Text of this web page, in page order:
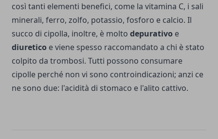
così tanti elementi benefici, come la vitamina C, i sali
minerali, ferro, zolfo, potassio, fosforo e calcio. Il
succo di cipolla, inoltre, è molto depurativo e
diuretico e viene spesso raccomandato a chi è stato
colpito da trombosi. Tutti possono consumare
cipolle perché non vi sono controindicazioni; anzi ce
ne sono due: l'acidità di stomaco e l'alito cattivo.